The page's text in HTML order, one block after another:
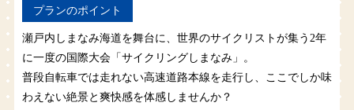
プランのポイント
瀬戸内しまなみ海道を舞台に、世界のサイクリストが集う2年
に一度の国際大会「サイクリングしまなみ」。
普段自転車では走れない高速道路本線を走行し、ここでしか味
わえない絶景と爽快感を体感しませんか？